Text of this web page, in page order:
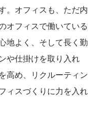
。オフィスも、ただ内
オフィスで働いている
地よく、そして長く勤
や仕掛けを取り入れ
高め、リクルーティン
ィスづくりに力を入れ